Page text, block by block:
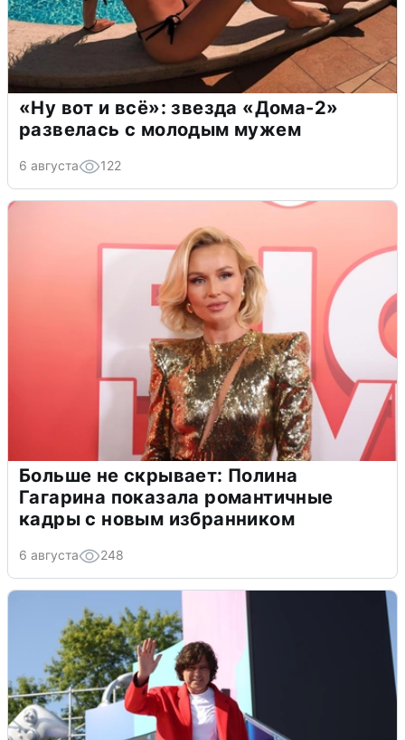
«Ну вот и всё»: звезда «Дома-2»
развелась с молодым мужем
6 августа 122
Больше не скрывает: Полина
Гагарина показала романтичные
кадры с новым избранником
6 августа 248